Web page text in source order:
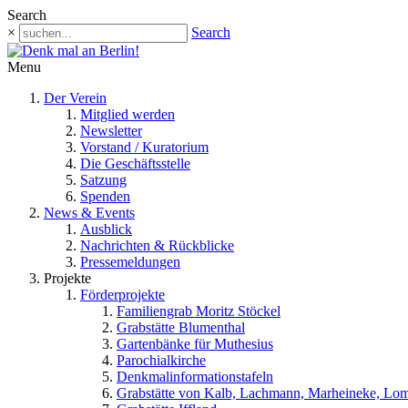
Search
×
Search
Menu
Der Verein
Mitglied werden
Newsletter
Vorstand / Kuratorium
Die Geschäftsstelle
Satzung
Spenden
News & Events
Ausblick
Nachrichten & Rückblicke
Pressemeldungen
Projekte
Förderprojekte
Familiengrab Moritz Stöckel
Grabstätte Blumenthal
Gartenbänke für Muthesius
Parochialkirche
Denkmalinformationstafeln
Grabstätte von Kalb, Lachmann, Marheineke,